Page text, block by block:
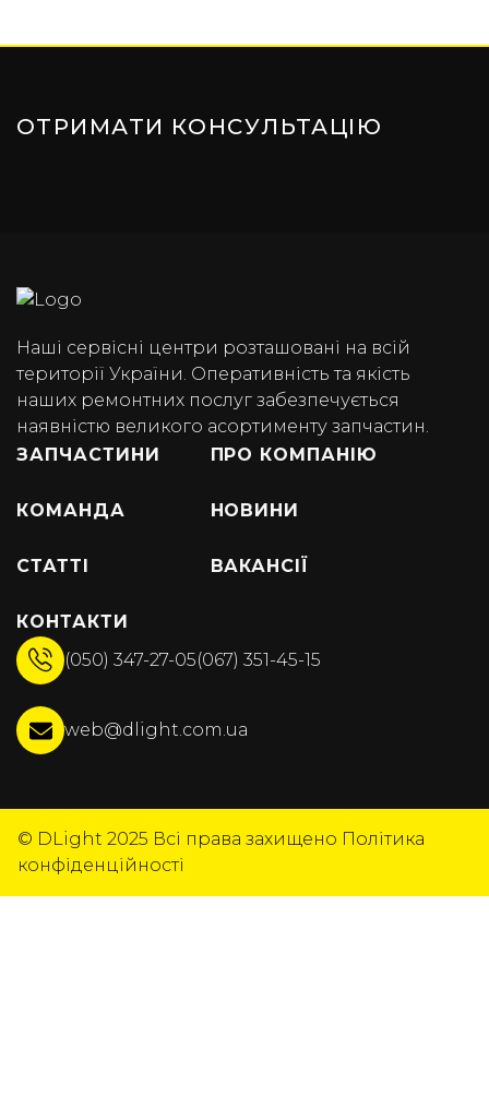
ОТРИМАТИ КОНСУЛЬТАЦІЮ
Наші сервісні центри розташовані на всій
території України. Оперативність та якість
наших ремонтних послуг забезпечується
наявністю великого асортименту запчастин.
ЗАПЧАСТИНИ
ПРО КОМПАНІЮ
КОМАНДА НОВИНИ
СТАТТІ ВАКАНСІЇ
КОНТАКТИ
(050) 347-27-05(067) 351-45-15
web@dlight.com.ua
© DLight 2025 Всі права захищено Політика
конфіденційності